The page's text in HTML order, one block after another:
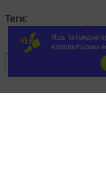
Теги:
КОНКУРС, КЛАССНЫЙ
Перейти на
Яшь Татмедиа
карадыгызмы